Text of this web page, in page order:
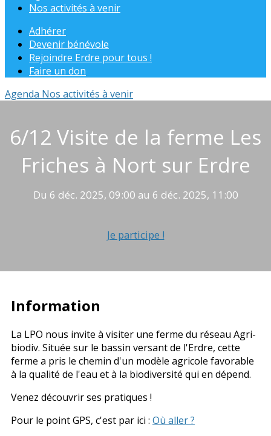
Nos activités à venir
Adhérer
Devenir bénévole
Rejoindre Erdre pour tous !
Faire un don
Agenda Nos activités à venir
6/12 Visite de la ferme Les
Friches à Nort sur Erdre
Du 6 déc. 2025, 09:00 au 6 déc. 2025, 11:00
Je participe !
Information
La LPO nous invite à visiter une ferme du réseau Agri-
biodiv. Située sur le bassin versant de l'Erdre, cette
ferme a pris le chemin d'un modèle agricole favorable
à la qualité de l'eau et à la biodiversité qui en dépend.
Venez découvrir ses pratiques !
Pour le point GPS, c'est par ici : Où aller ?